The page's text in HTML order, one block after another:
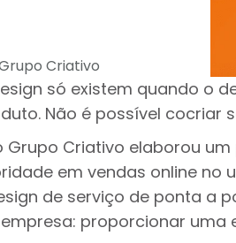
Criativo
só existem quando o
Não é possível cocriar
Grupo Criativo elaborou
em vendas online no
de serviço de ponta a
proporcionar